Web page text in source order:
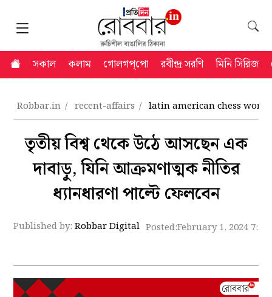
সকাল কলাম গোলগপ্‌পো রবীন্দ্র সরণি মিনি সিরিজ
Robbar.in recent-affairs latin american chess
তৃতীয় বিশ্ব থেকে উঠে আসছেন এক
দাবাড়ু, যিনি আক্রমণাত্মক নীতির
ধ্যানধারণা পাল্টে ফেলবেন
Published by:Robbar Digital Posted:February 1, 2024